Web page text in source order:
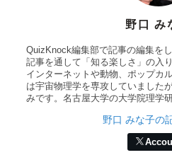
野口 み
QuizKnock編集部で記事の編集を
記事を通して「知る楽しさ」の入
インターネットや動物、ポップカ
は宇宙物理学を専攻していました
みです。名古屋大学の大学院理学研
野口 みな子の